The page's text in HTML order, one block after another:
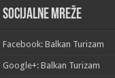
Socijalne mreže
Facebook: Balkan Turizam
Google+: Balkan Turizam